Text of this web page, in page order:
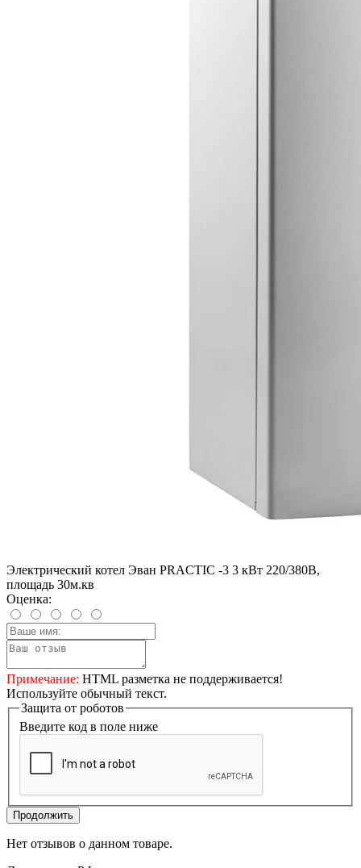
Электрический котел Эван PRACTIC -3 3 кВт 220/380В,
площадь 30м.кв
Оценка:
Примечание: HTML разметка не поддерживается!
Используйте обычный текст.
Защита от роботов
Введите код в поле ниже
Продолжить
Нет отзывов о данном товаре.